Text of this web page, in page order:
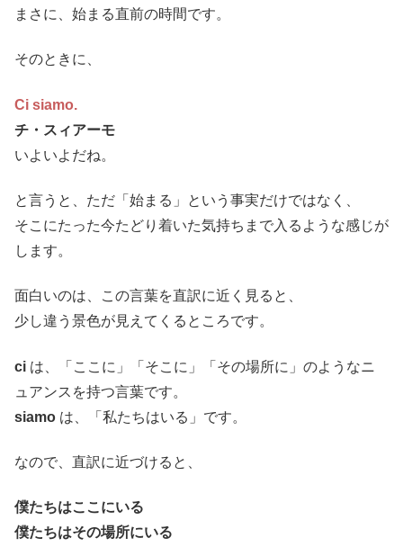
まさに、始まる直前の時間です。
そのときに、
Ci siamo.
チ・スィアーモ
いよいよだね。
と言うと、ただ「始まる」という事実だけではなく、
そこにたった今たどり着いた気持ちまで入るような感じが
します。
面白いのは、この言葉を直訳に近く見ると、
少し違う景色が見えてくるところです。
ci は、「ここに」「そこに」「その場所に」のようなニ
ュアンスを持つ言葉です。
siamo は、「私たちはいる」です。
なので、直訳に近づけると、
僕たちはここにいる
僕たちはその場所にいる